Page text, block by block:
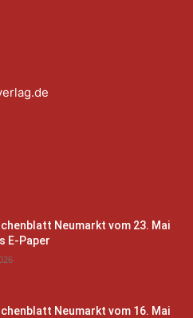
Neumarkt vom 23. Mai
E-Paper
Neumarkt vom 16. Mai